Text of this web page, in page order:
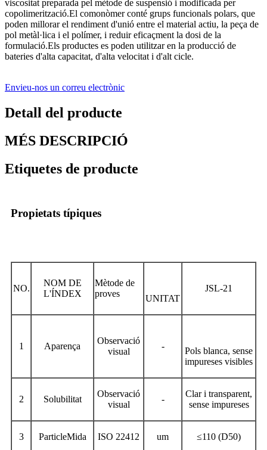
viscositat preparada pel mètode de suspensió i modificada per
copolimerització.El comonòmer conté grups funcionals polars, que
poden millorar el rendiment d'unió entre el material actiu, la peça de
pol metàl·lica i el polímer, i reduir eficaçment la dosi de la
formulació.Els productes es poden utilitzar en la producció de
bateries d'alta capacitat, d'alta velocitat i d'alt cicle.
Envieu-nos un correu electrònic
Detall del producte
MÉS DESCRIPCIÓ
Etiquetes de producte
Propietats típiques
NO.
NOM DE
L'ÍNDEX
Mètode de
proves
UNITAT
JSL-21
1 Aparença
Observació
visual
-
Pols blanca, sense
impureses visibles
2 Solubilitat
Observació
visual
-
Clar i transparent,
sense impureses
3 ParticleMida ISO 22412 um ≤110 (D50)